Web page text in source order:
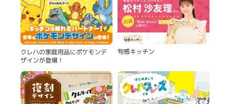
クレハの家庭用品にポケモンデ
ザインが登場！
旬感キッチン